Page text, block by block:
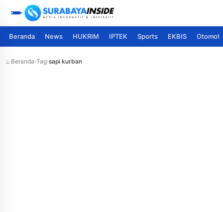
Beranda News HUKRIM IPTEK Sports EKBIS
⌂ Beranda›Tag›sapi kurban